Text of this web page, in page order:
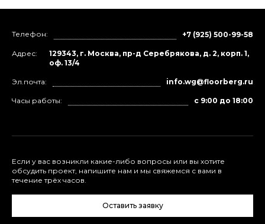
Телефон: +7 (925) 500-99-58
Адрес:
129343, г. Москва, пр-д Серебрякова, д. 2, корп. 1,
оф. 13/4
Эл.почта: info.wg@floorberg.ru
Часы работы: с 9:00 до 18:00
Если у вас возникли какие-либо вопросы или вы хотите
обсудить проект, напишите нам и мы свяжемся с вами в
течение трёх часов.
Оставить заявку